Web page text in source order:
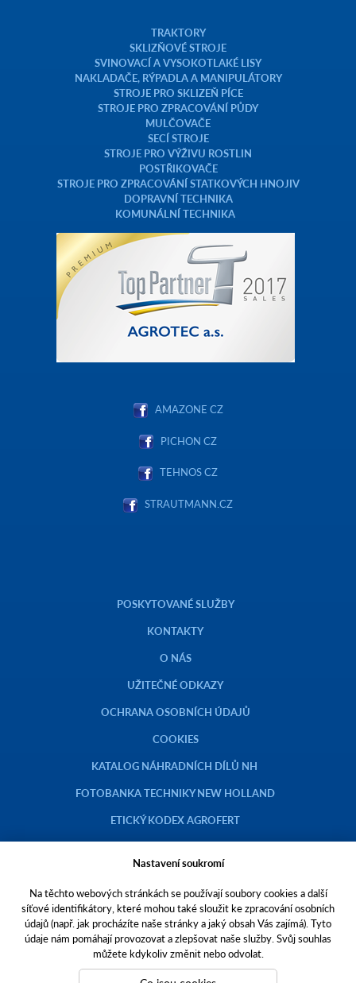
TRAKTORY
SKLIZŇOVÉ STROJE
SVINOVACÍ A VYSOKOTLAKÉ LISY
NAKLADAČE, RÝPADLA A MANIPULÁTORY
STROJE PRO SKLIZEŇ PÍCE
STROJE PRO ZPRACOVÁNÍ PŮDY
MULČOVAČE
SECÍ STROJE
STROJE PRO VÝŽIVU ROSTLIN
POSTŘIKOVAČE
STROJE PRO ZPRACOVÁNÍ STATKOVÝCH HNOJIV
DOPRAVNÍ TECHNIKA
KOMUNÁLNÍ TECHNIKA
AMAZONE CZ
PICHON CZ
TEHNOS CZ
STRAUTMANN.CZ
POSKYTOVANÉ SLUŽBY
KONTAKTY
O NÁS
UŽITEČNÉ ODKAZY
OCHRANA OSOBNÍCH ÚDAJŮ
COOKIES
KATALOG NÁHRADNÍCH DÍLŮ NH
FOTOBANKA TECHNIKY NEW HOLLAND
ETICKÝ KODEX AGROFERT
Copyright © 2023 AGROTEC a.s.
Toto jsou internetové stránky společnosti AGROTEC a. s., se sídlem v
Hustopečích, Brněnská 74, PSČ 69301, IČO 00544957,
zapsané v OR vedeném Krajským soudem v Brně, oddíl B, vložka 138.
Společnost AGROTEC a.s. je členem koncernu AGROFERT řízeného
Nastavení soukromí
Na těchto webových stránkách se používají soubory cookies a další
síťové identifikátory, které mohou také sloužit ke zpracování osobních
údajů (např. jak procházíte naše stránky a jaký obsah Vás zajímá). Tyto
údaje nám pomáhají provozovat a zlepšovat naše služby. Svůj souhlas
můžete kdykoliv změnit nebo odvolat.